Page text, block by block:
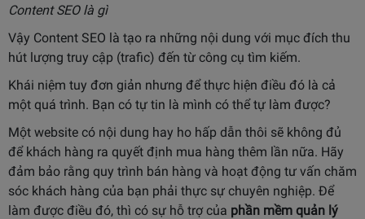
Content SEO là gì
Vậy Content SEO là tạo ra những nội dung với mục đích thu
hút lượng truy cập (trafic) đến từ công cụ tìm kiếm.
Khái niệm tuy đơn giản nhưng để thực hiện điều đó là cả
một quá trình. Bạn có tự tin là mình có thể tự làm được?
Một website có nội dung hay ho hấp dẫn thôi sẽ không đủ
để khách hàng ra quyết định mua hàng thêm lần nữa. Hãy
đảm bảo rằng quy trình bán hàng và hoạt động tư vấn chăm
sóc khách hàng của bạn phải thực sự chuyên nghiệp. Để
làm được điều đó, thì có sự hỗ trợ của phần mềm quản lý